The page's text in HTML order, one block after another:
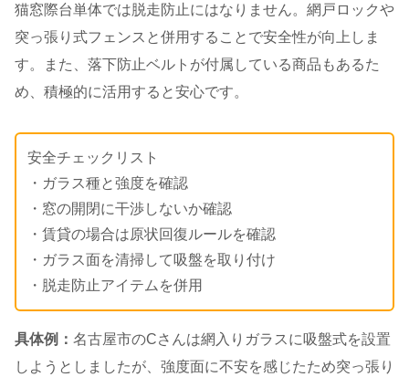
猫窓際台単体では脱走防止にはなりません。網戸ロックや
突っ張り式フェンスと併用することで安全性が向上しま
す。また、落下防止ベルトが付属している商品もあるた
め、積極的に活用すると安心です。
安全チェックリスト
・ガラス種と強度を確認
・窓の開閉に干渉しないか確認
・賃貸の場合は原状回復ルールを確認
・ガラス面を清掃して吸盤を取り付け
・脱走防止アイテムを併用
具体例： 名古屋市のCさんは網入りガラスに吸盤式を設置
しようとしましたが、強度面に不安を感じたため突っ張り